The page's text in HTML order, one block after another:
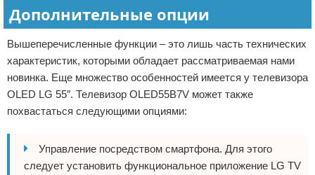
Дополнительные опции
Вышеперечисленные функции – это лишь часть технических
характеристик, которыми обладает рассматриваемая нами
новинка. Еще множество особенностей имеется у телевизора
OLED LG 55″. Телевизор OLED55B7V может также
похвастаться следующими опциями:
Управление посредством смартфона. Для этого
следует установить функциональное приложение LG TV